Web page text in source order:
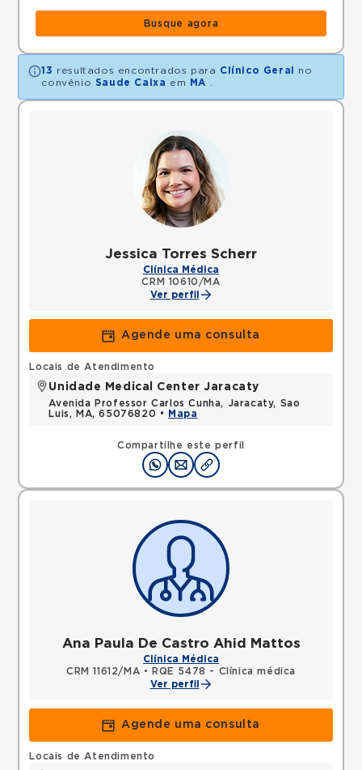
Busque agora
13 resultados encontrados para Clínico Geral
no
convênio Saude Caixa em MA
Jessica Torres Scherr
Clínica Médica
CRM 10610/MA
Ver perfil
Agende uma consulta
Compartilhe este perfil
Locais de Atendimento
Unidade Medical Center Jaracaty
Avenida Professor Carlos Cunha, Jaracaty, Sao
Luis, MA, 65076820 •
Mapa
Ana Paula De Castro Ahid Mattos
Clínica Médica
CRM 11612/MA •
RQE 5478 - Clínica médica
Ver perfil
Agende uma consulta
Locais de Atendimento